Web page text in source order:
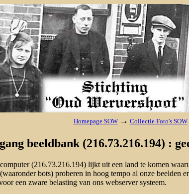
Homepage SOW → Collectie Foto's SOW
beeldbank (216.73.216.194) :
(216.73.216.194) lijkt uit een land te komen
bots) proberen in hoog tempo al onze beelden
een zware belasting van ons webserver systeem.